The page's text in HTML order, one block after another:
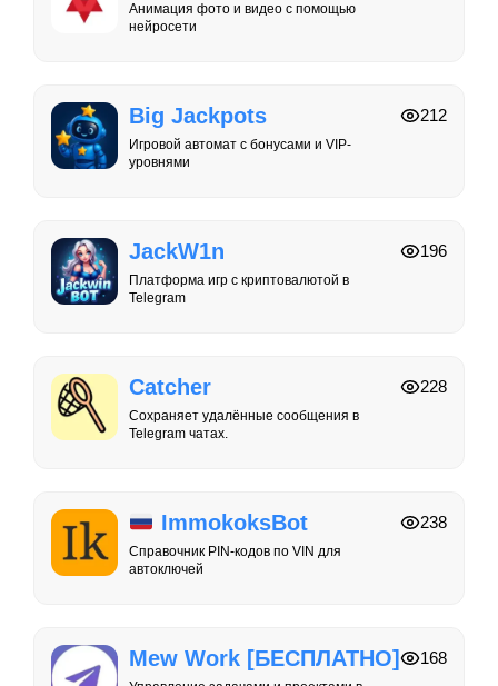
Анимация фото и видео с помощью
нейросети
Big Jackpots
Игровой автомат с бонусами и VIP-
уровнями
212
JackW1n
Платформа игр с криптовалютой в
Telegram
196
Catcher
Сохраняет удалённые сообщения в
Telegram чатах.
228
ImmokoksBot
Справочник PIN-кодов по VIN для
автоключей
238
Mew Work [БЕСПЛАТНО] 168